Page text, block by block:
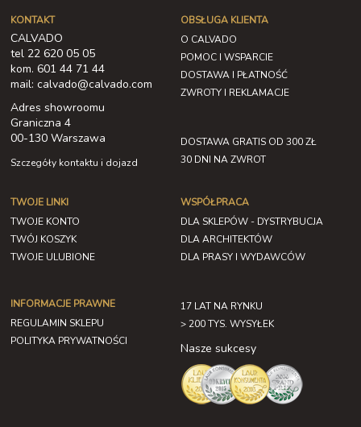
KONTAKT
CALVADO
tel 22 620 05 05
kom. 601 44 71 44
mail: calvado@calvado.com
Adres showroomu
Graniczna 4
00-130 Warszawa
Szczegóły kontaktu i dojazd
OBSŁUGA KLIENTA
O CALVADO
POMOC I WSPARCIE
DOSTAWA I PŁATNOŚĆ
ZWROTY I REKLAMACJE
DOSTAWA GRATIS OD 300 ZŁ
30 DNI NA ZWROT
TWOJE LINKI
TWOJE KONTO
TWÓJ KOSZYK
TWOJE ULUBIONE
INFORMACJE PRAWNE
REGULAMIN SKLEPU
POLITYKA PRYWATNOŚCI
WSPÓŁPRACA
DLA SKLEPÓW - DYSTRYBUCJA
DLA ARCHITEKTÓW
DLA PRASY I WYDAWCÓW
17 LAT NA RYNKU
> 200 TYS. WYSYŁEK
Nasze sukcesy